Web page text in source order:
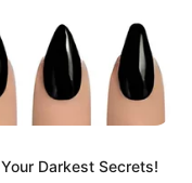
Darkest Secrets!